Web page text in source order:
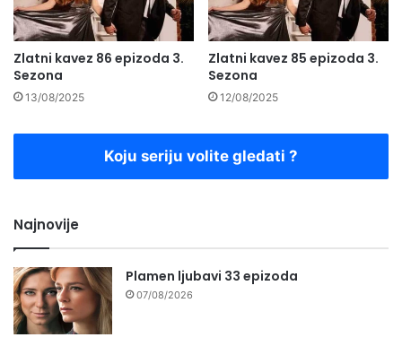
Zlatni kavez 86 epizoda 3.
Sezona
13/08/2025
Zlatni kavez 85 epizoda 3.
Sezona
12/08/2025
Koju seriju volite gledati ?
Najnovije
Plamen ljubavi 33 epizoda
07/08/2026